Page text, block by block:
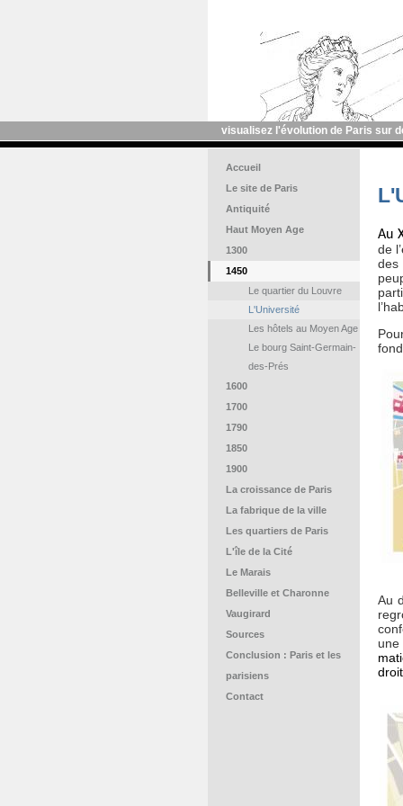
visualisez l'évolution de Paris sur
Accueil
Le site de Paris
Antiquité
Haut Moyen Age
1300
1450
Le quartier du Louvre
L'Université
Les hôtels au Moyen Age
Le bourg Saint-Germain-
des-Prés
1600
1700
1790
1850
1900
La croissance de Paris
La fabrique de la ville
Les quartiers de Paris
L'île de la Cité
Le Marais
Belleville et Charonne
Vaugirard
Sources
Conclusion : Paris et les
parisiens
Contact
Au
de
des
Au
une